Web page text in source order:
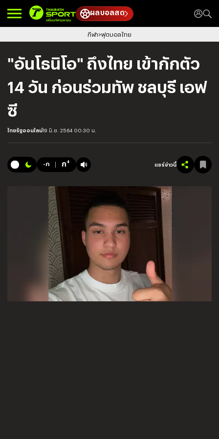
ผลบอลสด
กีฬา ฟุตบอลไทย
"อันโธนิโอ" ถึงไทย เข้ากักตัว
14 วัน ก่อนร่วมทัพ ชลบุรี เอฟ
ซี
ไทยรัฐออนไลน์19 มิ.ย. 2564 00:30 น.
-ก ก+ แชร์ข่าวนี้